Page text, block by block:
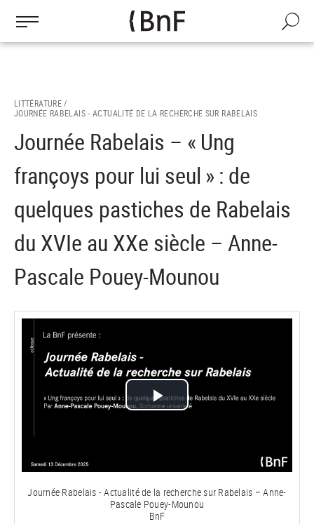
contenu
Recherche
LITTÉRATURE /
JOURNÉE RABELAIS - ACTUALITÉ DE LA RECHERCHE SUR RABELAIS
Journée Rabelais – « Ung
françoys pour lui seul » : de
quelques pastiches de Rabelais
du XVIe au XXe siècle – Anne-
Pascale Pouey-Mounou
Lire
vidéo
Journée Rabelais - Actualité de la recherche sur Rabelais – Anne-
Pascale Pouey-Mounou
BnF